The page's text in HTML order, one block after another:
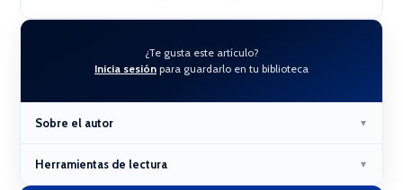
¿Te gusta este artículo?
Inicia sesión para guardarlo en tu biblioteca
Sobre el autor ▼
Herramientas de lectura ▼